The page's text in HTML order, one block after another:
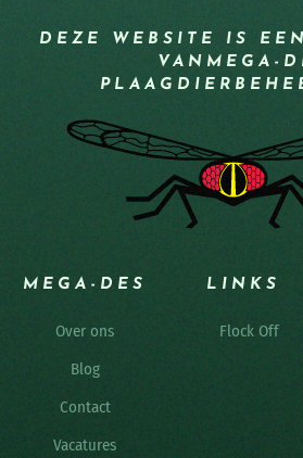
DEZE WEBSITE IS
VAN MEGA-
MEGA-DES
Over ons
Blog
Contact
Vacatures
LINKS
Flock Off